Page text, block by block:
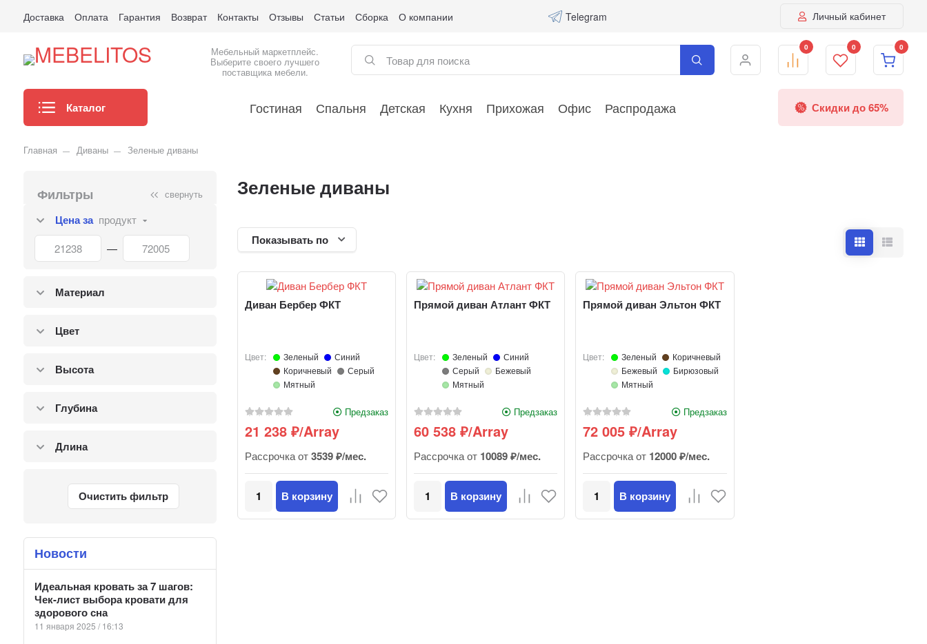
Доставка Оплата Гарантия Возврат Контакты Отзывы Статьи Сборка О компании Telegram Личный кабинет
Мебельный маркетплейс.
Выберите своего лучшего
поставщика мебели.
0 0 0
Каталог Гостиная Спальня Детская Кухня Прихожая Офис Распродажа Скидки до 65%
Главная Диваны Зеленые диваны
Фильтры свернуть
Цена за продукт
—
Материал
Цвет
Высота
Глубина
Длина
Очистить фильтр
Новости
Идеальная кровать за 7 шагов:
Чек-лист выбора кровати для
здорового сна
11 января 2025 / 16:13
Зеленые диваны
Показывать по
Диван Бербер ФКТ
Цвет: Зеленый
Синий
Коричневый
Серый
Мятный
Предзаказ
21 238₽/Array
Рассрочка от3539 ₽/мес.
В корзину
Прямой диван Атлант ФКТ
Цвет: Зеленый
Синий
Серый
Бежевый
Мятный
Предзаказ
60 538₽/Array
Рассрочка от 10089 ₽/мес.
В корзину
Прямой диван Эльтон ФКТ
Цвет: Зеленый
Коричневый
Бежевый
Бирюзовый
Мятный
Предзаказ
72 005₽/Array
Рассрочка от 12000 ₽/мес.
В корзину